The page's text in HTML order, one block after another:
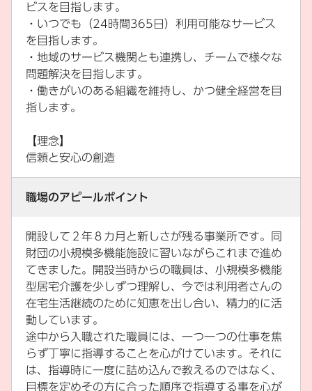
ビスを目指します。
・いつでも（24時間365日）利用可能なサービス
を目指します。
・地域のサービス機関とも連携し、チームで様々な
問題解決を目指します。
・働きがいのある組織を維持し、かつ健全経営を目
指します。
【理念】
信頼と安心の創造
職場のアピールポイント
開設して２年８カ月と新しさが残る事業所です。同
財団の小規模多機能施設に習いながらこれまで進め
てきました。開設当時からの職員は、小規模多機能
型居宅介護を少しずつ理解し、今では利用者さんの
在宅生活継続のために知恵を出し合い、精力的に活
動しています。
途中から入職された職員には、一つ一つの仕事を焦
らず丁寧に指導することを心がけています。それに
は、指導時に一度に詰め込んで教えるのではなく、
目標を定めその方に合った順序で指導する事を心が